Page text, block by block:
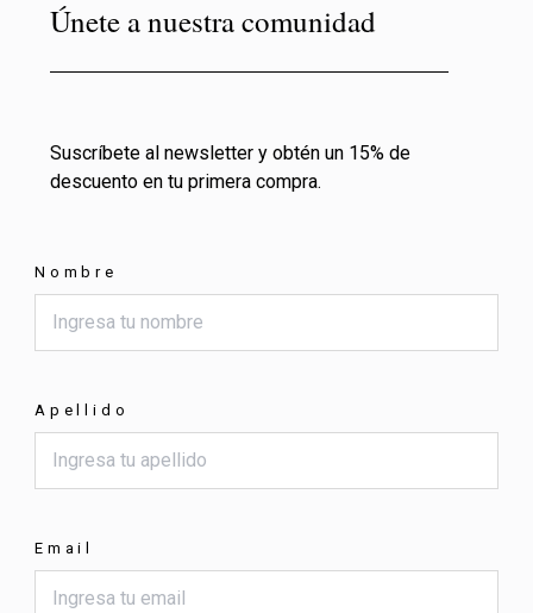
Únete a nuestra comunidad
Suscríbete al newsletter y obtén un 15% de
descuento en tu primera compra.
Nombre
Apellido
Email